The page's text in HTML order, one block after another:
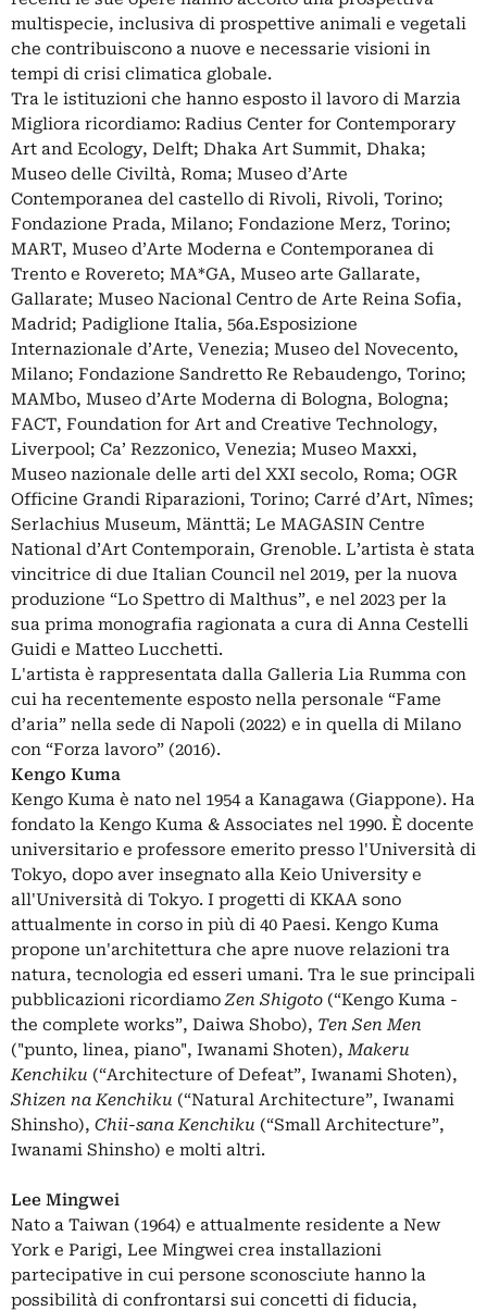
multispecie, inclusiva di prospettive animali e vegetali
che contribuiscono a nuove e necessarie visioni in
tempi di crisi climatica globale.
Tra le istituzioni che hanno esposto il lavoro di Marzia
Migliora ricordiamo: Radius Center for Contemporary
Art and Ecology, Delft; Dhaka Art Summit, Dhaka;
Museo delle Civiltà, Roma; Museo d’Arte
Contemporanea del castello di Rivoli, Rivoli, Torino;
Fondazione Prada, Milano; Fondazione Merz, Torino;
MART, Museo d’Arte Moderna e Contemporanea di
Trento e Rovereto; MA*GA, Museo arte Gallarate,
Gallarate; Museo Nacional Centro de Arte Reina Sofia,
Madrid; Padiglione Italia, 56a.Esposizione
Internazionale d’Arte, Venezia; Museo del Novecento,
Milano; Fondazione Sandretto Re Rebaudengo, Torino;
MAMbo, Museo d’Arte Moderna di Bologna, Bologna;
FACT, Foundation for Art and Creative Technology,
Liverpool; Ca’ Rezzonico, Venezia; Museo Maxxi,
Museo nazionale delle arti del XXI secolo, Roma; OGR
Officine Grandi Riparazioni, Torino; Carré d’Art, Nîmes;
Serlachius Museum, Mänttä; Le MAGASIN Centre
National d’Art Contemporain, Grenoble. L’artista è stata
vincitrice di due Italian Council nel 2019, per la nuova
produzione “Lo Spettro di Malthus”, e nel 2023 per la
sua prima monografia ragionata a cura di Anna Cestelli
Guidi e Matteo Lucchetti.
L'artista è rappresentata dalla Galleria Lia Rumma con
cui ha recentemente esposto nella personale “Fame
d’aria” nella sede di Napoli (2022) e in quella di Milano
con “Forza lavoro” (2016).
Kengo Kuma
Kengo Kuma è nato nel 1954 a Kanagawa (Giappone). Ha
fondato la Kengo Kuma & Associates nel 1990. È docente
universitario e professore emerito presso l'Università di
Tokyo, dopo aver insegnato alla Keio University e
all'Università di Tokyo. I progetti di KKAA sono
attualmente in corso in più di 40 Paesi. Kengo Kuma
propone un'architettura che apre nuove relazioni tra
natura, tecnologia ed esseri umani. Tra le sue principali
pubblicazioni ricordiamoZen Shigoto (“Kengo Kuma -
the complete works”, Daiwa Shobo), Ten Sen Men
("punto, linea, piano", Iwanami Shoten),Makeru
Kenchiku (“Architecture of Defeat”, Iwanami Shoten),
Shizen na Kenchiku (“Natural Architecture”, Iwanami
Shinsho), Chii-sana Kenchiku (“Small Architecture”,
Iwanami Shinsho) e molti altri.
Lee Mingwei
Nato a Taiwan (1964) e attualmente residente a New
York e Parigi, Lee Mingwei crea installazioni
partecipative in cui persone sconosciute hanno la
possibilità di confrontarsi sui concetti di fiducia,